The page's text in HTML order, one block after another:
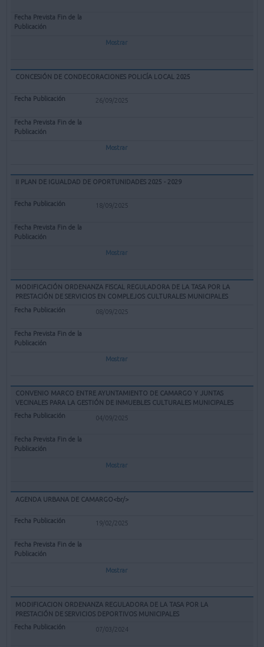
Mostrar
CONCESIÓN DE CONDECORACIONES POLICÍA LOCAL 2025
26/09/2025
Mostrar
II PLAN DE IGUALDAD DE OPORTUNIDADES 2025 - 2029
18/09/2025
Mostrar
MODIFICACIÓN ORDENANZA FISCAL REGULADORA DE LA TASA POR LA
PRESTACIÓN DE SERVICIOS EN COMPLEJOS CULTURALES MUNICIPALES
08/09/2025
Mostrar
CONVENIO MARCO ENTRE AYUNTAMIENTO DE CAMARGO Y JUNTAS
VECINALES PARA LA GESTIÓN DE INMUEBLES CULTURALES MUNICIPALES
04/09/2025
Mostrar
AGENDA URBANA DE CAMARGO<br/>
19/02/2025
Mostrar
MODIFICACION ORDENANZA REGULADORA DE LA TASA POR LA
PRESTACIÓN DE SERVICIOS DEPORTIVOS MUNICIPALES
07/03/2024